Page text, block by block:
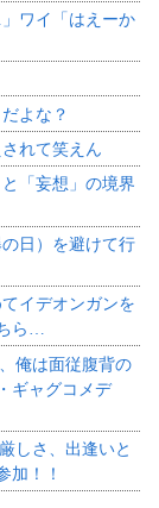
ワイ「はえーか
よな？
れて笑えん
「妄想」の境界
日）を避けて行
イデオンガンを
ら…
俺は面従腹背の
ギャグコメデ
しさ、出逢いと
加！！